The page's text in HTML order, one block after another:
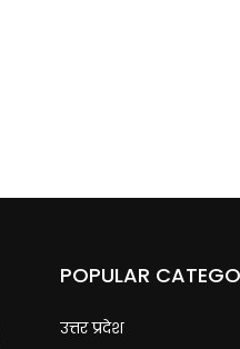
POPULAR
उत्तर प्रदेश